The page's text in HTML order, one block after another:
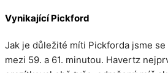
Vynikající Pickford
Jak je důležité míti Pickforda jsme
mezi 59. a 61. minutou. Havertz